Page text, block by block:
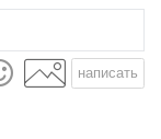
написать